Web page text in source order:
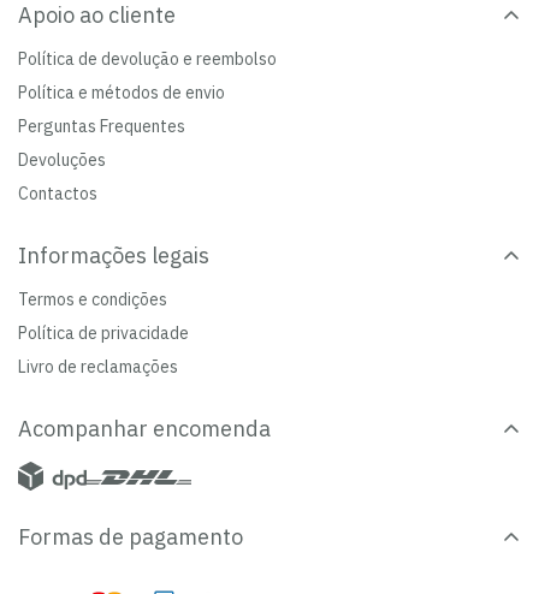
Apoio ao cliente
Política de devolução e reembolso
Política e métodos de envio
Perguntas Frequentes
Devoluções
Contactos
Informações legais
Termos e condições
Política de privacidade
Livro de reclamações
Acompanhar encomenda
Formas de pagamento